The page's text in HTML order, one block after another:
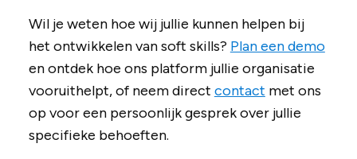
Wil je weten hoe wij jullie kunnen helpen bij
het ontwikkelen van soft skills? Plan een demo
en ontdek hoe ons platform jullie organisatie
vooruithelpt, of neem direct contact met ons
op voor een persoonlijk gesprek over jullie
specifieke behoeften.